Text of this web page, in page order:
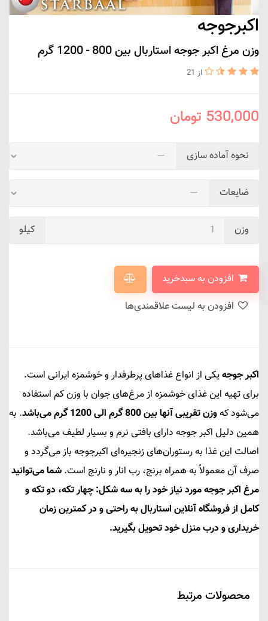
اکبرجوجه
وزن مرغ اکبر جوجه استاربال بین 800 - 1200 گرم
از 21
530,000 تومان
نحوه آماده سازی
ضایعات
وزن کیلو
اکبر جوجهیکی از انواع غذاهای پرطرفدار و خوشمزه ایرانی است.
برای تهیه این غذای خوشمزه از مرغ‌های جوان با وزن کم استفاده
می‌شود کهوزن تقریبی آنها بین 800 گرم الی 1200 گرم می‌باشد
. به
همین دلیل اکبر جوجه دارای بافتی نرم و بسیار لطیف می‌باشد.
اصالت این غذا به رستوران‌های زنجیره‌ای اکبرجوجه باز می‌گردد و
صرف آن معمولاً به همراه برنج، رب انار و نارنج است. شما می‌توانید
مرغ اکبر جوجه مورد نیاز خود را به سه شکل: چهار تکه، دو تکه و
کامل از فروشگاه آنلاین استاربال به راحتی و در کمترین زمان
خریداری و درب منزل خود تحویل بگیرید.
محصولات مرتبط